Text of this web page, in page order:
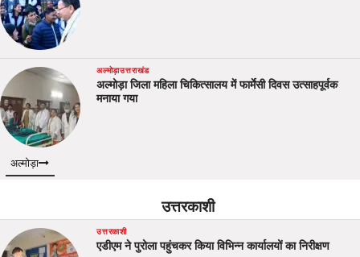
अल्मोड़ाउत्तराखंड
अल्मोड़ा जिला महिला चिकित्सालय में फार्मेसी दिवस उत्साहपूर्वक
मनाया गया
अल्मोड़ा
उत्तरकाशी
उत्तरकाशी
एडीएम ने पुरोला पहुंचकर किया विभिन्न कार्यालयों का निरीक्षण